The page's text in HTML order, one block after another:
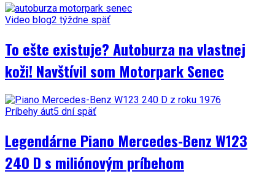
Video blog2 týždne späť
To ešte existuje? Autoburza na vlastnej
koži! Navštívil som Motorpark Senec
Príbehy áut5 dní späť
Legendárne Piano Mercedes-Benz W123
240 D s miliónovým príbehom